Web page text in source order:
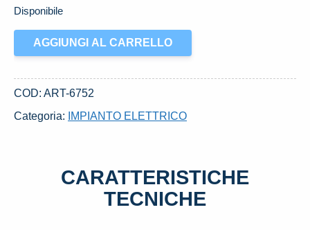
Disponibile
ALTERNATORE
USATO
1999
SERIE
AGGIUNGI AL CARRELLO
COD: ART-6752
Categoria:
IMPIANTO ELETTRICO
CARATTERISTICHE
TECNICHE